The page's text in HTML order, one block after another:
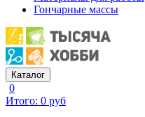
Гончарные массы
Каталог
0
Итого: 0 руб